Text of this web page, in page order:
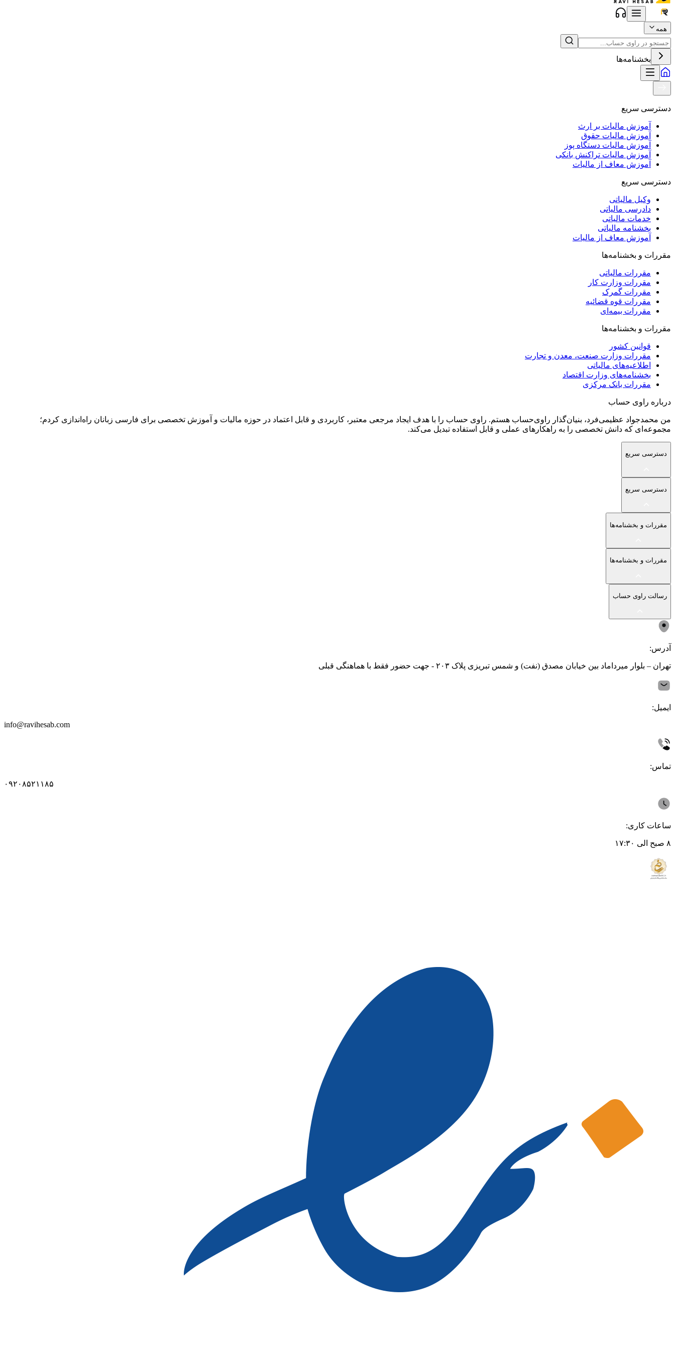
همه
بخشنامه‌ها
دسترسی سریع
آموزش مالیات بر ارث
آموزش مالیات حقوق
آموزش مالیات دستگاه پوز
آموزش مالیات تراکنش بانکی
آموزش معاف از مالیات
دسترسی سریع
وکیل مالیاتی
دادرسی مالیاتی
خدمات مالیاتی
بخشنامه مالیاتی
آموزش معاف از مالیات
مقررات و بخشنامه‌ها
مقررات مالیاتی
مقررات وزارت کار
مقررات گمرک
مقررات قوه قضائیه
مقررات بیمه‌ای
مقررات و بخشنامه‌ها
قوانین کشور
مقررات وزارت صنعت، معدن و تجارت
اطلاعیه‌های مالیاتی
بخشنامه‌های وزارت اقتصاد
مقررات بانک مرکزی
درباره راوی حساب
من محمدجواد عظیمی‌فرد، بنیان‌گذار راوی‌حساب هستم. راوی‌ حساب را با هدف ایجاد مرجعی معتبر، کاربردی و قابل اعتماد در حوزه مالیات و آموزش تخصصی برای فارسی زبانان راه‌اندازی کردم؛
مجموعه‌ای که دانش تخصصی را به راهکارهای عملی و قابل استفاده تبدیل می‌کند.
دسترسی سریع
دسترسی سریع
مقررات و بخشنامه‌ها
مقررات و بخشنامه‌ها
رسالت راوی حساب
آدرس:
تهران – بلوار میرداماد بین خیابان مصدق (نفت) و شمس تبریزی پلاک ۲۰۳ - جهت حضور فقط با هماهنگی قبلی
ایمیل:
info@ravihesab.com
تماس:
۰۹۲۰۸۵۲۱۱۸۵
ساعات کاری:
۸ صبح الی ۱۷:۳۰